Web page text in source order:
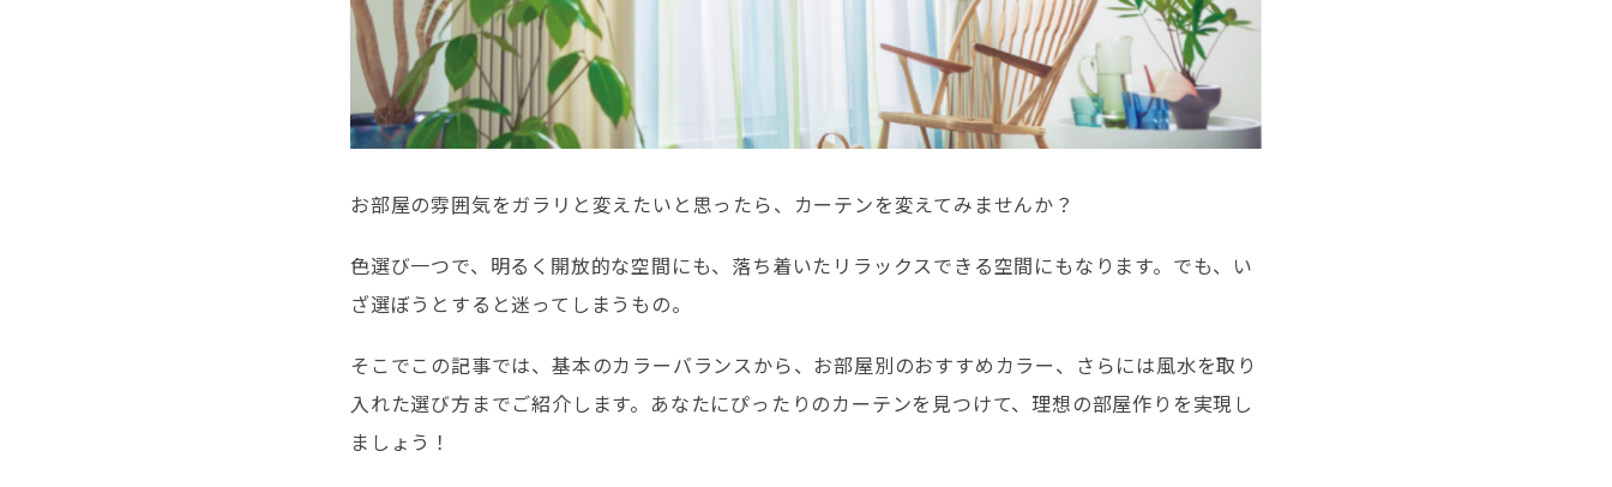
お部屋の雰囲気をガラリと変えたいと思ったら、カーテンを変えてみませんか？
色選び一つで、明るく開放的な空間にも、落ち着いたリラックスできる空間にもなります。でも、い
ざ選ぼうとすると迷ってしまうもの。
そこでこの記事では、基本のカラーバランスから、お部屋別のおすすめカラー、さらには風水を取り
入れた選び方までご紹介します。あなたにぴったりのカーテンを見つけて、理想の部屋作りを実現し
ましょう！